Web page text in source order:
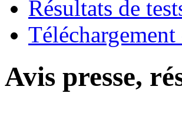
Résultats de
Avis presse,